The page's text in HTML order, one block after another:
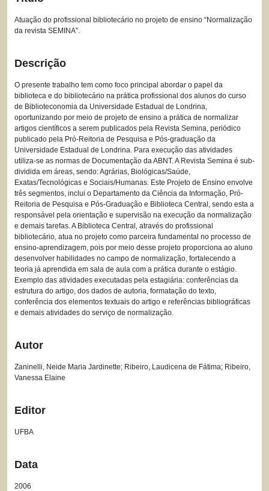
Atuação do profissional bibliotecário no projeto de ensino “Normalização
da revista SEMINA”.
Descrição
O presente trabalho tem como foco principal abordar o papel da
biblioteca e do bibliotecário na prática profissional dos alunos do curso
de Biblioteconomia da Universidade Estadual de Londrina,
oportunizando por meio de projeto de ensino a prática de normalizar
artigos científicos a serem publicados pela Revista Semina, periódico
publicado pela Pró-Reitoria de Pesquisa e Pós-graduação da
Universidade Estadual de Londrina. Para execução das atividades
utiliza-se as normas de Documentação da ABNT. A Revista Semina é sub-
dividida em áreas, sendo: Agrárias, Biológicas/Saúde,
Exatas/Tecnológicas e Sociais/Humanas. Este Projeto de Ensino envolve
três segmentos, inclui o Departamento da Ciência da Informação, Pró-
Reitoria de Pesquisa e Pós-Graduação e Biblioteca Central, sendo esta a
responsável pela orientação e supervisão na execução da normalização
e demais tarefas. A Biblioteca Central, através do profissional
bibliotecário, atua no projeto como parceira fundamental no processo de
ensino-aprendizagem, pois por meio desse projeto proporciona ao aluno
desenvolver habilidades no campo de normalização, fortalecendo a
teoria já aprendida em sala de aula com a prática durante o estágio.
Exemplo das atividades executadas pela estagiária: conferências da
estrutura do artigo, dos dados de autoria, formatação do texto,
conferência dos elementos textuais do artigo e referências bibliográficas
e demais atividades do serviço de normalização.
Autor
Zaninelli, Neide Maria Jardinette; Ribeiro, Laudicena de Fátima; Ribeiro,
Vanessa Elaine
Editor
UFBA
Data
2006